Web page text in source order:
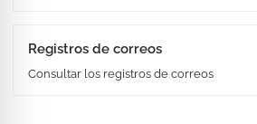
Registros de correos
Consultar los registros de correos